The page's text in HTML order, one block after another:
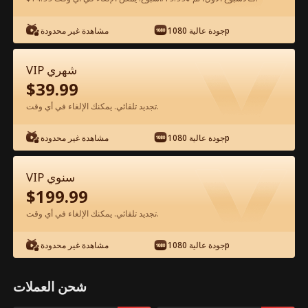
شاهد مجانًا في التطبيق
الحلقة 38 - والدي المليونير الفيلم كامل
1-50 51-80 جميع الحلقات
مشاهدة غير محدودة جودة عالية 1080p
VIP شهري
$39.99
تجديد تلقائي. يمكنك الإلغاء في أي وقت.
مشاهدة غير محدودة جودة عالية 1080p
VIP سنوي
$199.99
تجديد تلقائي. يمكنك الإلغاء في أي وقت.
مشاهدة غير محدودة جودة عالية 1080p
شحن العملات